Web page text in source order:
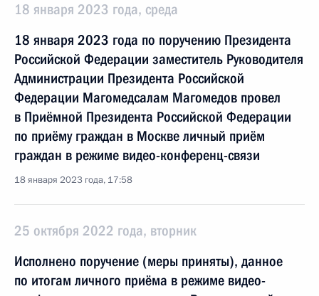
18 января 2023 года, среда
18 января 2023 года по поручению Президента
Российской Федерации заместитель Руководителя
Администрации Президента Российской
Федерации Магомедсалам Магомедов провел
в Приёмной Президента Российской Федерации
по приёму граждан в Москве личный приём
граждан в режиме видео-конференц-связи
18 января 2023 года, 17:58
25 октября 2022 года, вторник
Исполнено поручение (меры приняты), данное
по итогам личного приёма в режиме видео-